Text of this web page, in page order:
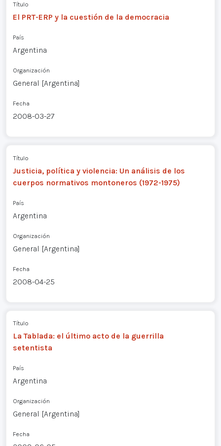
Título
El PRT-ERP y la cuestión de la democracia
País
Argentina
Organización
General [Argentina]
Fecha
2008-03-27
Título
Justicia, política y violencia: Un análisis de los
cuerpos normativos montoneros (1972-1975)
País
Argentina
Organización
General [Argentina]
Fecha
2008-04-25
Título
La Tablada: el último acto de la guerrilla
setentista
País
Argentina
Organización
General [Argentina]
Fecha